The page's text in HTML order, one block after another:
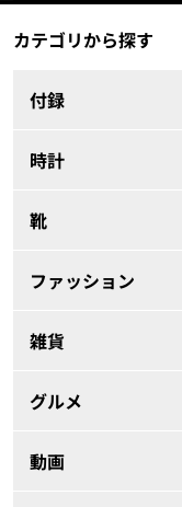
カテゴリから探す
付録
時計
靴
ファッション
雑貨
グルメ
動画